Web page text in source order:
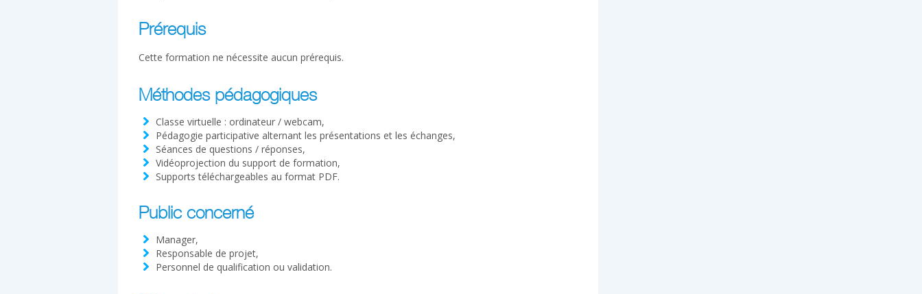
Prérequis
Cette formation ne nécessite aucun prérequis.
Méthodes pédagogiques
Classe virtuelle : ordinateur / webcam,
Pédagogie participative alternant les présentations et les échanges,
Séances de questions / réponses,
Vidéoprojection du support de formation,
Supports téléchargeables au format PDF.
Public concerné
Manager,
Responsable de projet,
Personnel de qualification ou validation.